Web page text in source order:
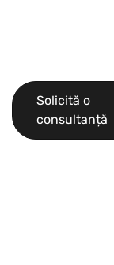
Solicită o
consultanță